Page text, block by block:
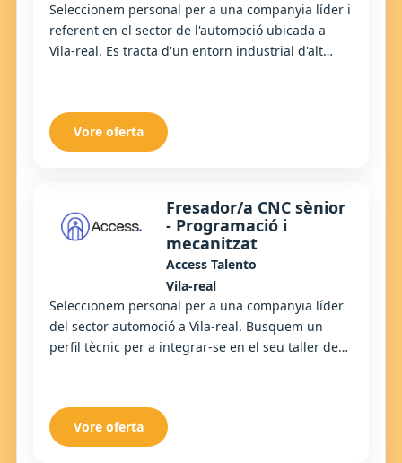
Seleccionem personal per a una companyia líder i
referent en el sector de l'automoció ubicada a
Vila-real. Es tracta d'un entorn industrial d'alt
Vore oferta
Fresador/a CNC sènior
- Programació i
mecanitzat
Access Talento
Vila-real
Seleccionem personal per a una companyia líder
del sector automoció a Vila-real. Busquem un
perfil tècnic per a integrar-se en el seu taller de
Vore oferta